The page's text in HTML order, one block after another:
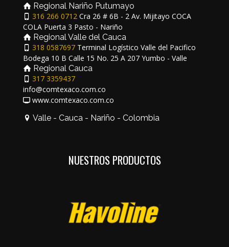
Regional Nariño Putumayo
316 266 0712 Cra 26 # 6B - 2 Av. Mijitayo COCA
COLA Puerta 3 Pasto - Nariño
Regional Valle del Cauca
318 0587697 Terminal Logístico Valle del Pacifico
Bodega 10 B Calle 15 No. 25 A 207 Yumbo - Valle
Regional Cauca
317 3359437
info@comtexaco.com.co
www.comtexaco.com.co
Valle - Cauca - Nariño - Colombia
NUESTROS PRODUCTOS